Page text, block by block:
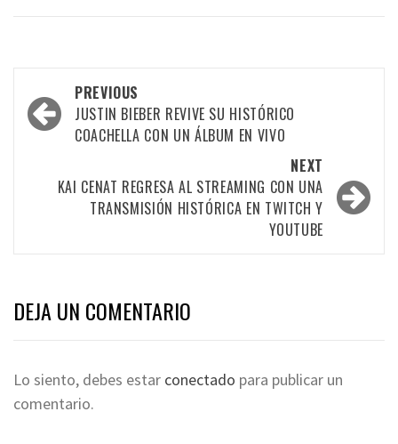
PREVIOUS
JUSTIN BIEBER REVIVE SU HISTÓRICO
COACHELLA CON UN ÁLBUM EN VIVO
NEXT
KAI CENAT REGRESA AL STREAMING CON UNA
TRANSMISIÓN HISTÓRICA EN TWITCH Y
YOUTUBE
DEJA UN COMENTARIO
Lo siento, debes estar conectado para publicar un
comentario.